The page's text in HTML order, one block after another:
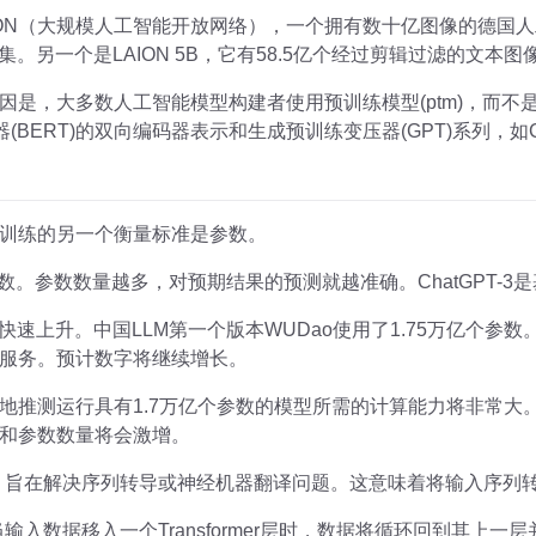
（大规模人工智能开放网络），一个拥有数十亿图像的德国
。另一个是LAION 5B，它有58.5亿个经过剪辑过滤的文本图
是，大多数人工智能模型构建者使用预训练模型(ptm)，而不
(BERT)的双向编码器表示和生成预训练变压器(GPT)系列，如
练的另一个衡量标准是参数。
。参数数量越多，对预期结果的预测就越准确。ChatGPT-3
速上升。中国LLM第一个版本WUDao使用了1.75万亿个参数
务。预计数字将继续增长。
推测运行具有1.7万亿个参数的模型所需的计算能力将非常大
参数数量将会激增。
在解决序列转导或神经机器翻译问题。这意味着将输入序列
入数据移入一个Transformer层时，数据将循环回到其上一